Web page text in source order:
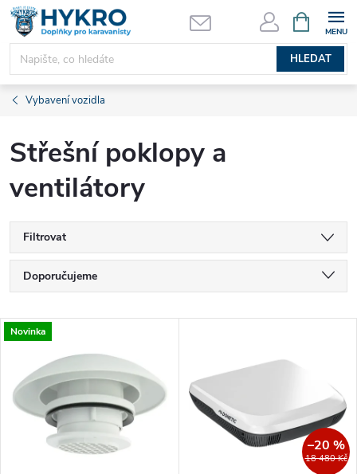
Přejít
obsah
HLEDAT
NÁKUPNÍ
KOŠÍK
Vybavení vozidla
Střešní poklopy a
ventilátory
Filtrovat
Ř
a
e
Doporučujeme
Nejdražší
Nejprodávanější
Abecedně
V
ý
p
Novinka
18 480 Kč
–20 %